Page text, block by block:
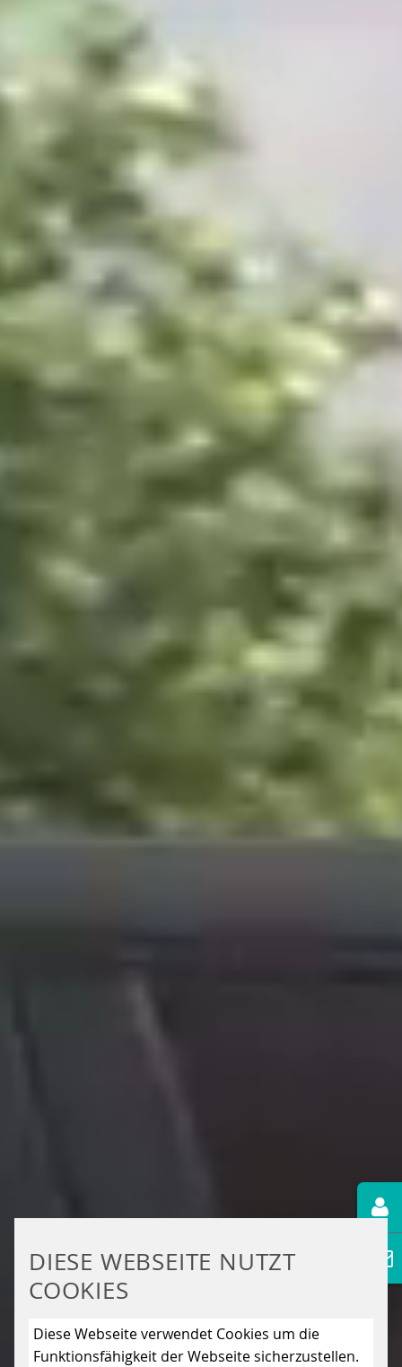
DIESE WEBSEITE NUTZT
COOKIES
Diese Webseite verwendet Cookies um die
Funktionsfähigkeit der Webseite sicherzustellen.